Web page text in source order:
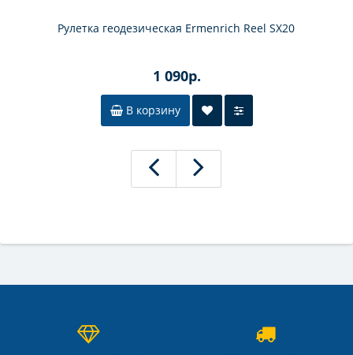
Рулетка геодезическая Ermenrich Reel SX20
1 090р.
В корзину